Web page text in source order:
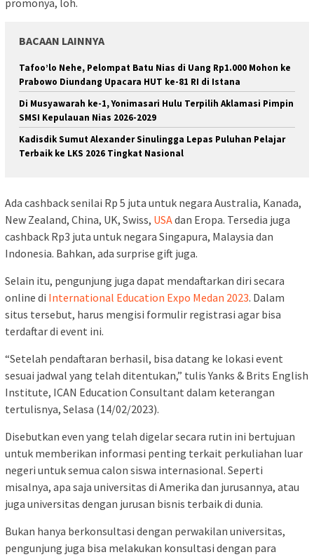
BACAAN LAINNYA
Tafoo’lo Nehe, Pelompat Batu Nias di Uang Rp1.000 Mohon ke
Prabowo Diundang Upacara HUT ke-81 RI di Istana
Di Musyawarah ke-1, Yonimasari Hulu Terpilih Aklamasi Pimpin
SMSI Kepulauan Nias 2026-2029
Kadisdik Sumut Alexander Sinulingga Lepas Puluhan Pelajar
Terbaik ke LKS 2026 Tingkat Nasional
Ada cashback senilai Rp 5 juta untuk negara Australia, Kanada,
New Zealand, China, UK, Swiss, USAdan Eropa. Tersedia juga
cashback Rp3 juta untuk negara Singapura, Malaysia dan
Indonesia. Bahkan, ada surprise gift juga.
Selain itu, pengunjung juga dapat mendaftarkan diri secara
online di International Education Expo Medan 2023. Dalam
situs tersebut, harus mengisi formulir registrasi agar bisa
terdaftar di event ini.
“Setelah pendaftaran berhasil, bisa datang ke lokasi event
sesuai jadwal yang telah ditentukan,” tulis Yanks & Brits English
Institute, ICAN Education Consultant dalam keterangan
tertulisnya, Selasa (14/02/2023).
Disebutkan even yang telah digelar secara rutin ini bertujuan
untuk memberikan informasi penting terkait perkuliahan luar
negeri untuk semua calon siswa internasional. Seperti
misalnya, apa saja universitas di Amerika dan jurusannya, atau
juga universitas dengan jurusan bisnis terbaik di dunia.
Bukan hanya berkonsultasi dengan perwakilan universitas,
pengunjung juga bisa melakukan konsultasi dengan para